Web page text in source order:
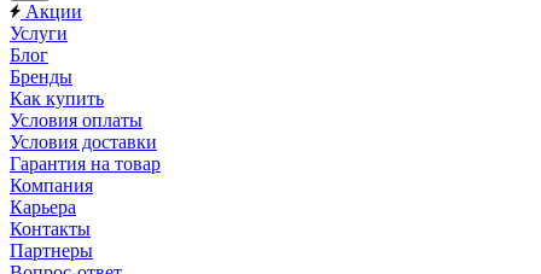
Акции
Услуги
Блог
Бренды
Как купить
Условия оплаты
Условия доставки
Гарантия на товар
Компания
Карьера
Контакты
Партнеры